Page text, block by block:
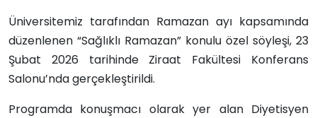
Üniversitemiz tarafından Ramazan ayı kapsamında
düzenlenen “Sağlıklı Ramazan” konulu özel söyleşi, 23
Şubat 2026 tarihinde Ziraat Fakültesi Konferans
Salonu’nda gerçekleştirildi.
Programda konuşmacı olarak yer alan Diyetisyen